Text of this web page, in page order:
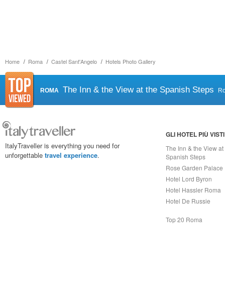
Home Roma Castel Sant'Angelo Hotels Photo Gallery
ROMA The Inn & the View at the Spanish Steps
ItalyTraveller is everything you need for
unforgettable travel experience.
GLI HOTEL PIÙ VISTI
The Inn & the View at
Spanish Steps
Rose Garden Palace
Hotel Lord Byron
Hotel Hassler Roma
Hotel De Russie
Top 20 Roma